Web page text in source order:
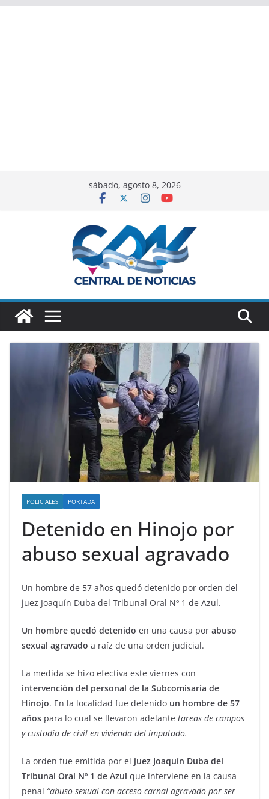
sábado, agosto 8, 2026
POLICIALES PORTADA
Detenido en Hinojo por
abuso sexual agravado
Un hombre de 57 años quedó detenido por orden del
juez Joaquín Duba del Tribunal Oral Nº 1 de Azul.
Un hombre quedó detenido en una causa por abuso
sexual agravado a raíz de una orden judicial.
La medida se hizo efectiva este viernes con
intervención del personal de la Subcomisaría de
Hinojo. En la localidad fue detenido un hombre de 57
años para lo cual se llevaron adelante tareas de campos
y custodia de civil en vivienda del imputado.
La orden fue emitida por el juez Joaquín Duba del
Tribunal Oral Nº 1 de Azul que interviene en la causa
penal “abuso sexual con acceso carnal agravado por ser